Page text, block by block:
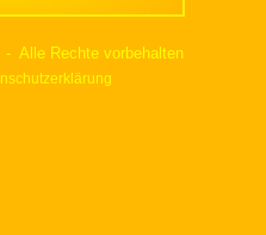
Alle Rechte vorbehalten